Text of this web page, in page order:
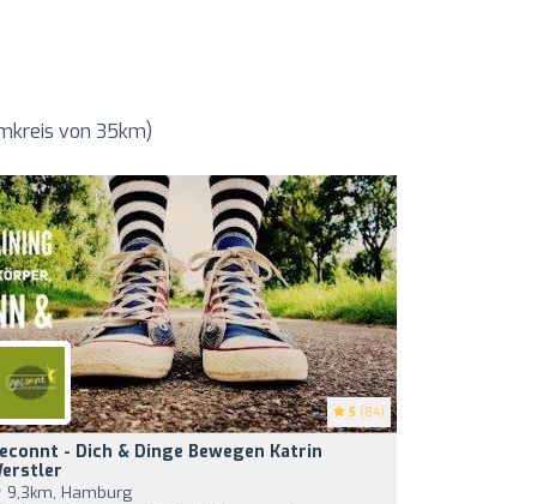
von 35km)
5 (84)
- Dich & Dinge Bewegen Katrin
9,3km, Hamburg